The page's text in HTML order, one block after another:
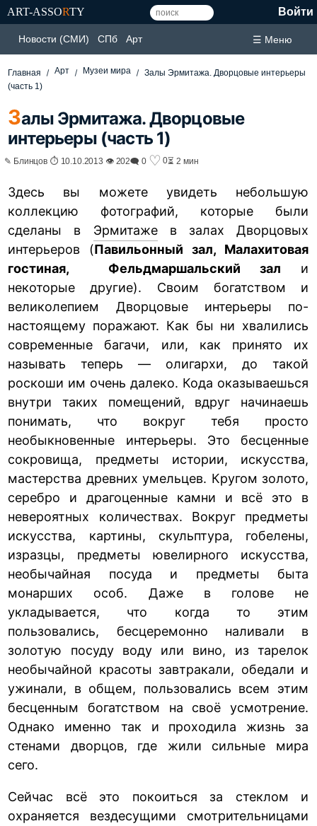
ART-ASSORTY Войти
Новости (СМИ) СПб Арт ☰ Меню
Главная Арт Музеи мира
Залы Эрмитажа. Дворцовые интерьеры
(часть 1)
Залы Эрмитажа. Дворцовые
интерьеры (часть 1)
✎ Блинцов ⏱ 10.10.2013 👁 202🗨 0 ♡ 0⏳ 2 мин
Здесь вы можете увидеть небольшую
коллекцию фотографий, которые были
сделаны в Эрмитажев залах Дворцовых
интерьеров (Павильонный зал, Малахитовая
гостиная, Фельдмаршальский зал и
некоторые другие). Своим богатством и
великолепием Дворцовые интерьеры по-
настоящему поражают. Как бы ни хвалились
современные багачи, или, как принято их
называть теперь — олигархи, до такой
роскоши им очень далеко. Кода оказываешься
внутри таких помещений, вдруг начинаешь
понимать, что вокруг тебя просто
необыкновенные интерьеры. Это бесценные
сокровища, предметы истории, искусства,
мастерства древних умельцев. Кругом золото,
серебро и драгоценные камни и всё это в
невероятных количествах. Вокруг предметы
искусства, картины, скульптура, гобелены,
изразцы, предметы ювелирного искусства,
необычайная посуда и предметы быта
монарших особ. Даже в голове не
укладывается, что когда то этим
пользовались, бесцеремонно наливали в
золотую посуду воду или вино, из тарелок
необычайной красоты завтракали, обедали и
ужинали, в общем, пользовались всем этим
бесценным богатством на своё усмотрение.
Однако именно так и проходила жизнь за
стенами дворцов, где жили сильные мира
сего.
Сейчас всё это покоиться за стеклом и
охраняется вездесущими смотрительницами